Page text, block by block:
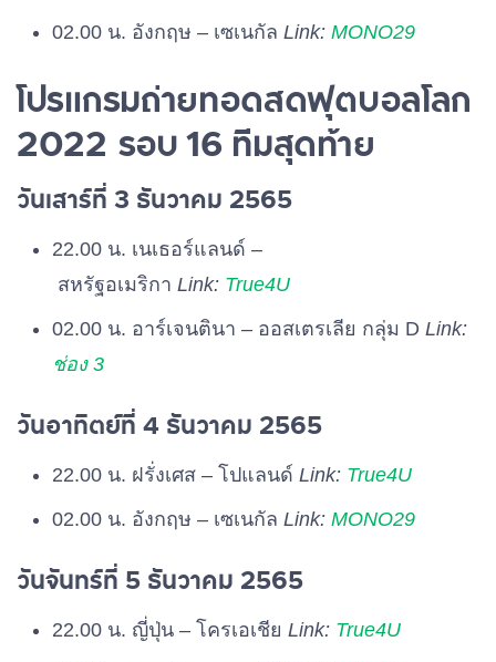
02.00 น. อังกฤษ – เซเนกัล Link: MONO29
โปรแกรมถ่ายทอดสดฟุตบอลโลก
2022 รอบ 16 ทีมสุดท้าย
วันเสาร์ที่ 3 ธันวาคม 2565
22.00 น. เนเธอร์แลนด์ –
สหรัฐอเมริกา Link: True4U
02.00 น. อาร์เจนตินา – ออสเตรเลีย กลุ่ม D Link:
ช่อง 3
วันอาทิตย์ที่ 4 ธันวาคม 2565
22.00 น. ฝรั่งเศส – โปแลนด์ Link: True4U
02.00 น. อังกฤษ – เซเนกัล Link: MONO29
วันจันทร์ที่ 5 ธันวาคม 2565
22.00 น. ญี่ปุ่น – โครเอเชีย Link: True4U